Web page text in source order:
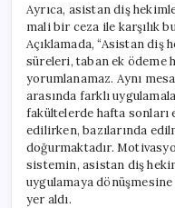
Ayrıca, asistan diş
mali bir ceza ile karşılık
Açıklamada, “Asistan
süreleri, taban ek ödeme
yorumlanamaz. Aynı
arasında farklı
fakültelerde hafta sonları
edilirken, bazılarında
doğurmaktadır.
sistemin, asistan diş
uygulamaya
yer aldı.